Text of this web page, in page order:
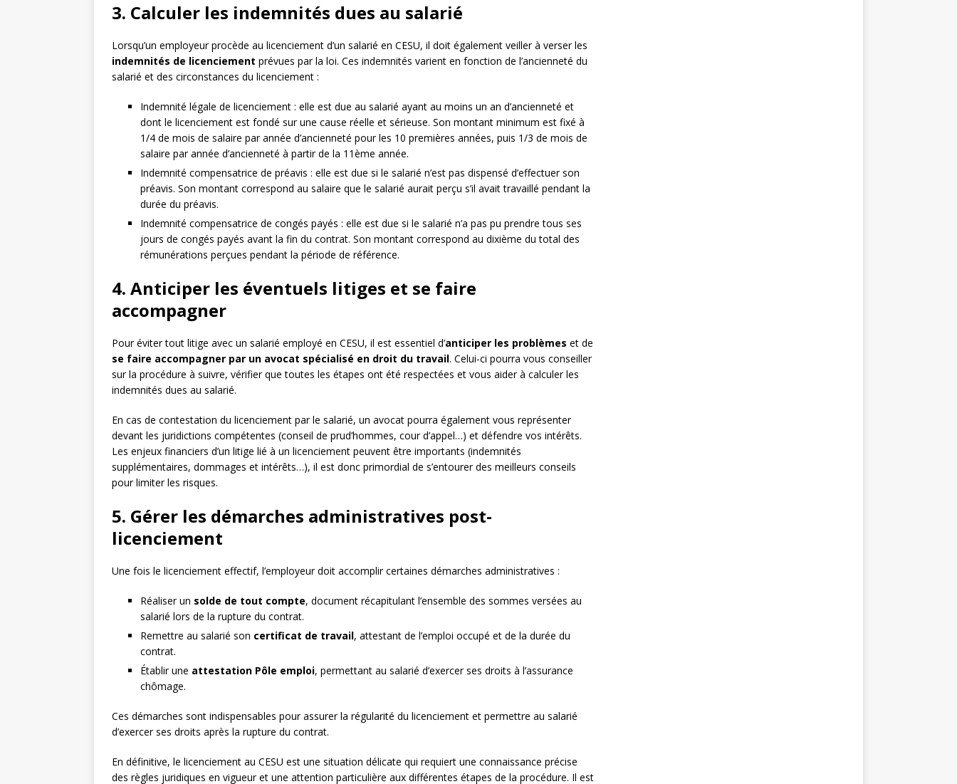
3. Calculer les indemnités dues au salarié
Lorsqu’un employeur procède au licenciement d’un salarié en CESU, il doit également veiller à verser les
indemnités de licenciement prévues par la loi. Ces indemnités varient en fonction de l’ancienneté du
salarié et des circonstances du licenciement :
Indemnité légale de licenciement : elle est due au salarié ayant au moins un an d’ancienneté et
dont le licenciement est fondé sur une cause réelle et sérieuse. Son montant minimum est fixé à
1/4 de mois de salaire par année d’ancienneté pour les 10 premières années, puis 1/3 de mois de
salaire par année d’ancienneté à partir de la 11ème année.
Indemnité compensatrice de préavis : elle est due si le salarié n’est pas dispensé d’effectuer son
préavis. Son montant correspond au salaire que le salarié aurait perçu s’il avait travaillé pendant la
durée du préavis.
Indemnité compensatrice de congés payés : elle est due si le salarié n’a pas pu prendre tous ses
jours de congés payés avant la fin du contrat. Son montant correspond au dixième du total des
rémunérations perçues pendant la période de référence.
4. Anticiper les éventuels litiges et se faire
accompagner
Pour éviter tout litige avec un salarié employé en CESU, il est essentiel d’anticiper les problèmes et de
se faire accompagner par un avocat spécialisé en droit du travail. Celui-ci pourra vous conseiller
sur la procédure à suivre, vérifier que toutes les étapes ont été respectées et vous aider à calculer les
indemnités dues au salarié.
En cas de contestation du licenciement par le salarié, un avocat pourra également vous représenter
devant les juridictions compétentes (conseil de prud’hommes, cour d’appel…) et défendre vos intérêts.
Les enjeux financiers d’un litige lié à un licenciement peuvent être importants (indemnités
supplémentaires, dommages et intérêts…), il est donc primordial de s’entourer des meilleurs conseils
pour limiter les risques.
5. Gérer les démarches administratives post-
licenciement
Une fois le licenciement effectif, l’employeur doit accomplir certaines démarches administratives :
Réaliser un solde de tout compte, document récapitulant l’ensemble des sommes versées au
salarié lors de la rupture du contrat.
Remettre au salarié son certificat de travail, attestant de l’emploi occupé et de la durée du
contrat.
Établir une attestation Pôle emploi, permettant au salarié d’exercer ses droits à l’assurance
chômage.
Ces démarches sont indispensables pour assurer la régularité du licenciement et permettre au salarié
d’exercer ses droits après la rupture du contrat.
En définitive, le licenciement au CESU est une situation délicate qui requiert une connaissance précise
des règles juridiques en vigueur et une attention particulière aux différentes étapes de la procédure. Il est